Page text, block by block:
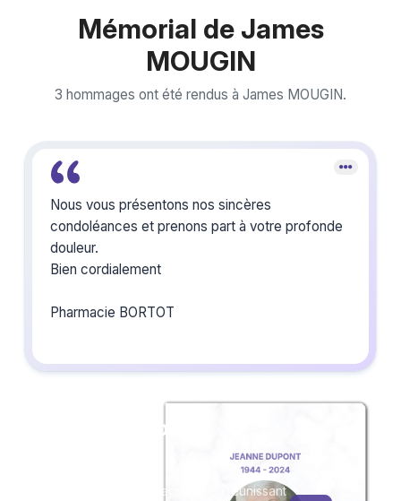
Mémorial de James
MOUGIN
3 hommages ont été rendus à James MOUGIN.
Nous vous présentons nos sincères
condoléances et prenons part à votre profonde
douleur.
Bien cordialement
Pharmacie BORTOT
Créez un album
Créez un album collaboratif en réunissant